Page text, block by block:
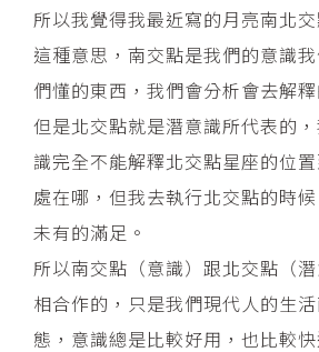
所以我覺得我最近寫的月亮南北
這種意思，南交點是我們的意識
們懂的東西，我們會分析會去解釋
但是北交點就是潛意識所代表的
識完全不能解釋北交點星座的位
處在哪，但我去執行北交點的時
未有的滿足。
所以南交點（意識）跟北交點（
相合作的，只是我們現代人的生
態，意識總是比較好用，也比較